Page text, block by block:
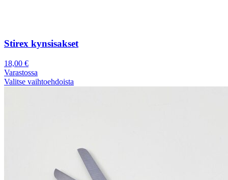
Stirex kynsisakset
18,00 €
Varastossa
Valitse vaihtoehdoista